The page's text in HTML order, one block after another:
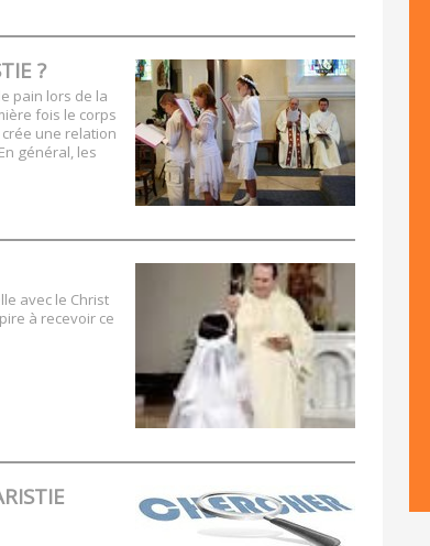
?
pain lors de la
fois le corps
une relation
général, les
avec le Christ
à recevoir ce